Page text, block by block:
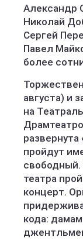
Александр
Николай
Сергей
Павел
более
августа) и
на
пройдут
свободный.
театра
концерт.
кода: